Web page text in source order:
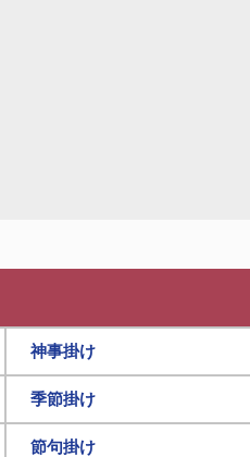
神事掛け
季節掛け
節句掛け